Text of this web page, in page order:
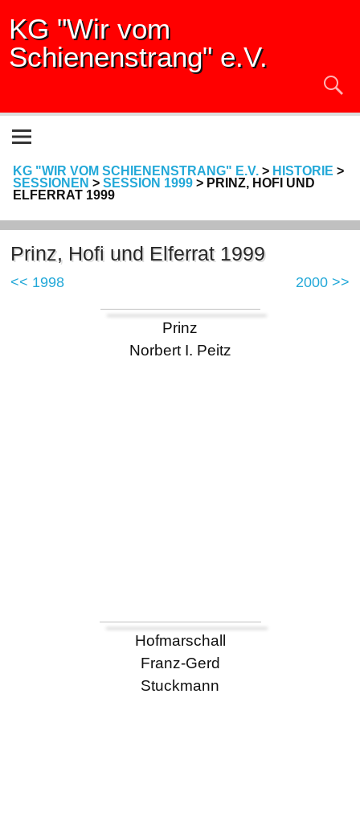
KG "Wir vom
Schienenstrang" e.V.
KG "WIR VOM SCHIENENSTRANG" E.V.> HISTORIE >
SESSIONEN > SESSION 1999> PRINZ, HOFI UND
ELFERRAT 1999
Prinz, Hofi und Elferrat 1999
<< 1998 2000 >>
Prinz
Norbert I. Peitz
Hofmarschall
Franz-Gerd
Stuckmann